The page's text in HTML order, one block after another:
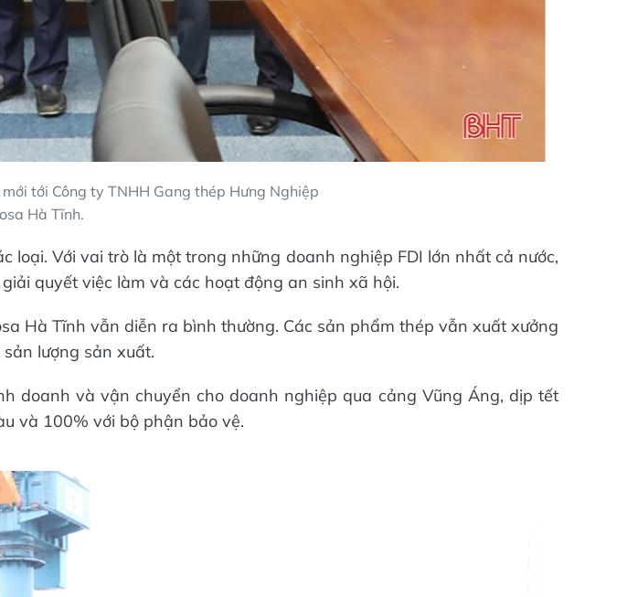
tới Công ty TNHH Gang thép Hưng Nghiệp
Hà Tĩnh.
Với vai trò là một trong những doanh nghiệp FDI lớn nhất cả nước,
quyết việc làm và các hoạt động an sinh xã hội.
Hà Tĩnh vẫn diễn ra bình thường. Các sản phẩm thép vẫn xuất xưởng
lượng sản xuất.
doanh và vận chuyển cho doanh nghiệp qua cảng Vũng Áng, dịp tết
và 100% với bộ phận bảo vệ.